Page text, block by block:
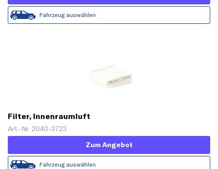
Fahrzeug auswählen
Filter, Innenraumluft
Art.-Nr. 2040-3723
Zum Angebot
Fahrzeug auswählen